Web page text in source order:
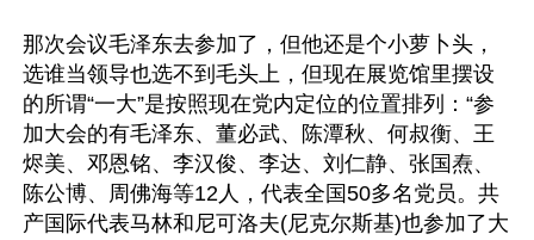
那次会议毛泽东去参加了，但他还是个小萝卜头，
选谁当领导也选不到毛头上，但现在展览馆里摆设
的所谓“一大”是按照现在党内定位的位置排列：“参
加大会的有毛泽东、董必武、陈潭秋、何叔衡、王
烬美、邓恩铭、李汉俊、李达、刘仁静、张国焘、
陈公博、周佛海等12人，代表全国50多名党员。共
产国际代表马林和尼可洛夫(尼克尔斯基)也参加了大